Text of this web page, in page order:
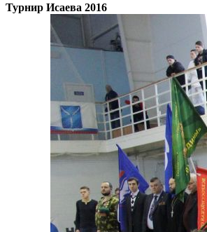
Турнир Исаева 2016